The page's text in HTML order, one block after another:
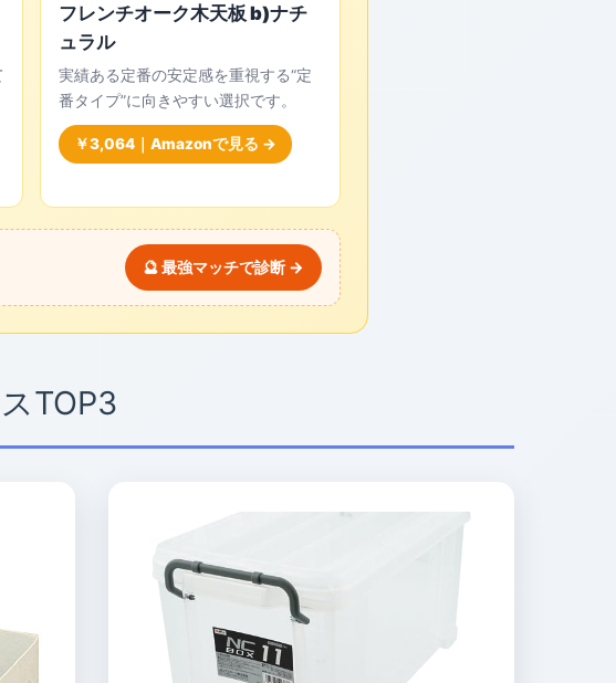
フレンチオーク木天板 b)ナチ
ュラル
実績ある定番の安定感を重視する“定
番タイプ”に向きやすい選択です。
￥3,064｜Amazonで見る →
🔮 最強マッチで診断 →
TOP3